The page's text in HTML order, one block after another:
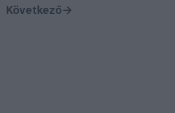
Következő→